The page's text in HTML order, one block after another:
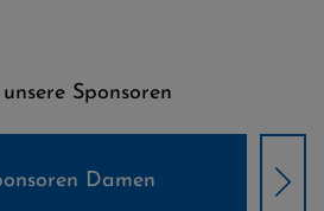
Sponsoren
Damen